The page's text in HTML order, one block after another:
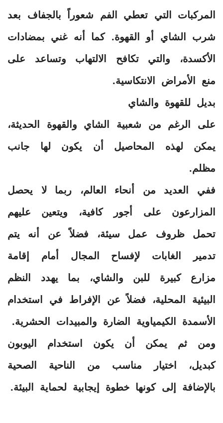
المركبات التي تعطي الفم شعوراً بالجفاف بعد
شرب الشاي أو القهوة. كما أنه غني بمضادات
الأكسدة، والتي تكافح الالتهاب وتساعد على
منع الأمراض الانتكاسية.
بديل للقهوة والشاي
على الرغم من شعبية الشاي والقهوة الحديثة،
يمكن لهذه المحاصيل أن يكون لها جانب
مظلم.
ففي العديد من أنحاء العالم، ربما لا يحصل
المزارعون على أجور كافية، ويتعين عليهم
تحمل ظروف عمل سيئة، فضلاً عن أنه يتم
تدمير الغابات لإفساح المجال أمام إقامة
مزارع كبيرة للبن والشاي، بما يهدد النظم
البيئية المحلية، فضلاً عن الإفراط في استخدام
الأسمدة الكيمياوية الضارة والمبيدات الحشرية.
ومن ثم يمكن أن يكون استخدام اليوبون
كبديل، اختيار مناسب من الناحية الصحية
بالإضافة إلى كونها خطوة إيجابية لحماية البيئة.